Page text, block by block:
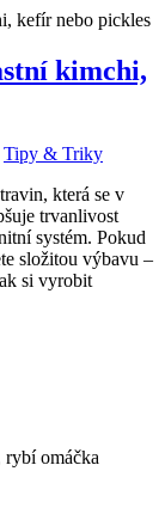
kefír nebo pickles
kimchi,
Tipy & Triky
která se v
trvanlivost
systém. Pokud
složitou výbavu –
si vyrobit
omáčka